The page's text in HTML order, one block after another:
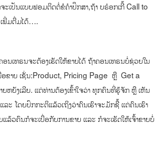
ປັນແບບຟອມຕິດຕໍ່ຂໍຄຳປຶກສາ,​ຖ້າ ບຣ໋ອກເກີ້ Call to
ພີ່ມຕື່ມໄດ້….
ນເທຣນຈະຕ້ອງເຮັດໃຫ້ຂາຍໄດ້ ຖ້າຄອນເທຣນບໍ່ຊ່ວຍໃນ
ອຂາຍ ເຊັ່ນ:Product, Pricing Page ຫຼື Get a
ຫຍັງເລີຍ. ແຕ່ທ່ານຕ້ອງເຂົ້າໃຈວ່າ ທຸກຄົນທີ່ຮູ້ຈັກ ຫຼື ເຫັນ
ໂດຍປົກກະຕິແລ້ວເຖິງວ່າຄົນເຮົາຈະມັກຊື້ ແຕ່ຄົນເຮົາ
ວຄົນກໍຈະເບື່ອກັບການຂາຍ ແລະ ກໍຈະເຮັດໃຫ້ເຈົ້າຂາຍບໍ່